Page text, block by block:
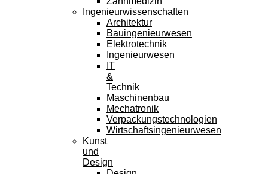
Ingenieurwissenschaften
Architektur
Bauingenieurwesen
Elektrotechnik
Ingenieurwesen
IT
&
Technik
Maschinenbau
Mechatronik
Verpackungstechnologien
Wirtschaftsingenieurwesen
Kunst
und
Design